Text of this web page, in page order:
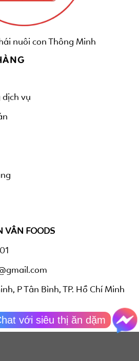
nuôi con Thông Minh
vụ
VÂN FOODS
P Tân Bình, TP. Hồ Chí Minh
với siêu thị ăn dặm